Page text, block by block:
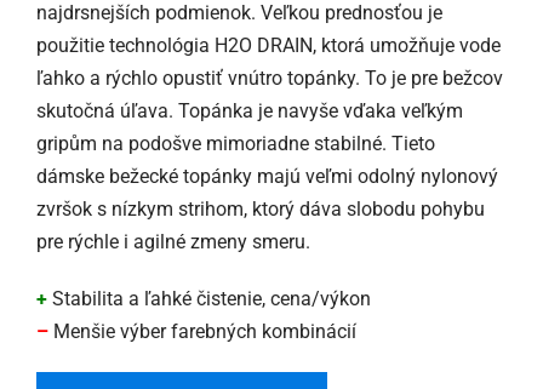
najdrsnejších podmienok. Veľkou prednosťou je
použitie technológia H2O DRAIN, ktorá umožňuje vode
ľahko a rýchlo opustiť vnútro topánky. To je pre bežcov
skutočná úľava. Topánka je navyše vďaka veľkým
gripům na podošve mimoriadne stabilné. Tieto
dámske bežecké topánky majú veľmi odolný nylonový
zvršok s nízkym strihom, ktorý dáva slobodu pohybu
pre rýchle i agilné zmeny smeru.
+ Stabilita a ľahké čistenie, cena/výkon
– Menšie výber farebných kombinácií